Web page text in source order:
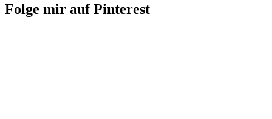
Folge mir auf Pinterest